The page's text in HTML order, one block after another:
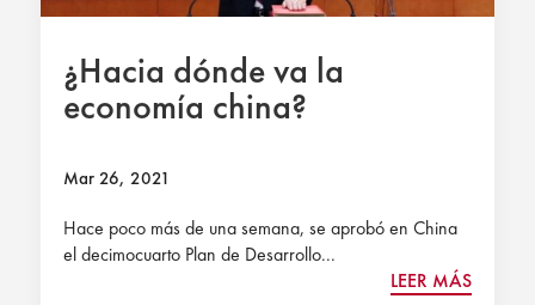
¿Hacia dónde va la
economía china?
Mar 26, 2021
Hace poco más de una semana, se aprobó en China
el decimocuarto Plan de Desarrollo...
LEER MÁS